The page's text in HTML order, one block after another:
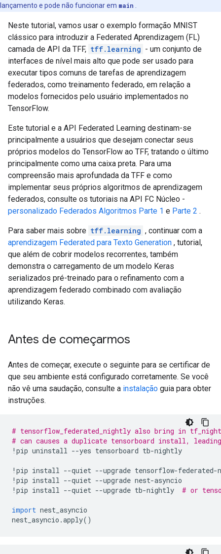
lançamento e pode não funcionar em main
Neste tutorial, vamos usar o exemplo formação MNIST
clássico para introduzir a Federated Aprendizagem (FL)
camada de API da TFF, tff.learning - um conjunto de
interfaces de nível mais alto que pode ser usado para
executar tipos comuns de tarefas de aprendizagem
federados, como treinamento federado, em relação a
modelos fornecidos pelo usuário implementados no
TensorFlow.
Este tutorial e a API Federated Learning destinam-se
principalmente a usuários que desejam conectar seus
próprios modelos do TensorFlow ao TFF, tratando o último
principalmente como uma caixa preta. Para uma
compreensão mais aprofundada da TFF e como
implementar seus próprios algoritmos de aprendizagem
federados, consulte os tutoriais na API FC Núcleo -
personalizado Federados Algoritmos Parte 1 e Parte 2 .
Para saber mais sobre tff.learning , continuar com a
aprendizagem Federated para Texto Generation , tutorial,
que além de cobrir modelos recorrentes, também
demonstra o carregamento de um modelo Keras
serializados pré-treinado para o refinamento com a
aprendizagem federado combinado com avaliação
utilizando Keras.
Antes de começarmos
Antes de começar, execute o seguinte para se certificar de
que seu ambiente está configurado corretamente. Se você
não vê uma saudação, consulte a instalação guia para obter
instruções.
# tensorflow_federated_nightly also bring in
# can causes a duplicate tensorboard install,
! pip uninstall --yes tensorboard tb-nightly
! pip install --quiet --upgrade tensorflow-federated-
! pip install --quiet --upgrade nest-asyncio
! pip install --quiet --upgrade tb-nightly # or
import nest_asyncio
nest_asyncio .apply()